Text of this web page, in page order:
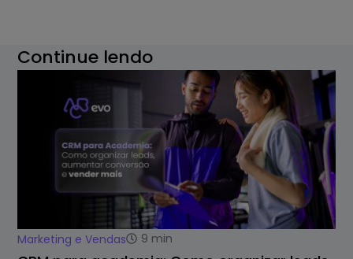
Continue lendo
Marketing e Vendas 9 min